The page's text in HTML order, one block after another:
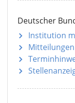
Deutscher
Institution
Mitteilungen